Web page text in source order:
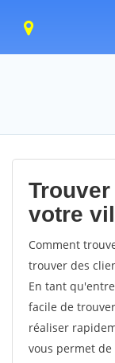
votre
Comment
trouver des
En tant
facile de
réaliser
vous permet